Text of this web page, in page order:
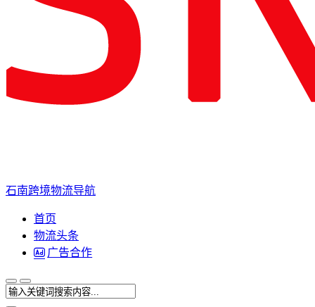
石南跨境物流导航
首页
物流头条
广告合作